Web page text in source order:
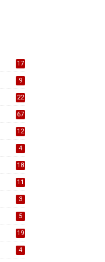
17
9
22
67
12
4
18
11
3
5
19
4